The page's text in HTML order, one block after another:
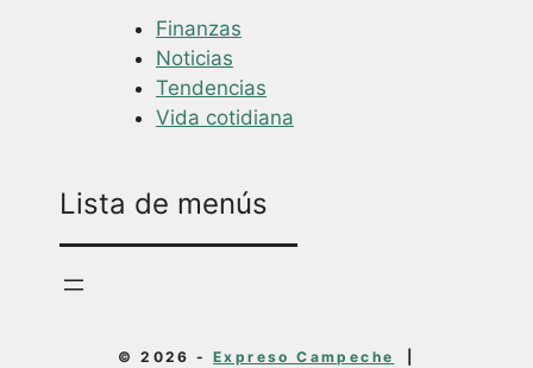
Finanzas
Noticias
Tendencias
Vida cotidiana
Lista de menús
© 2026 - Expreso Campeche